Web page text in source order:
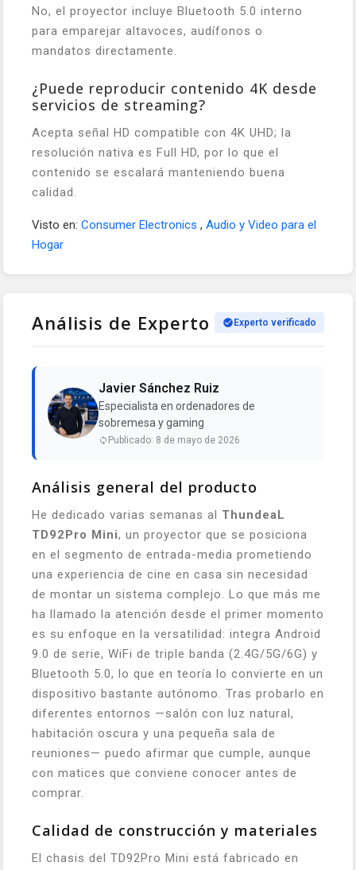
No, el proyector incluye Bluetooth 5.0 interno
para emparejar altavoces, audífonos o
mandatos directamente.
¿Puede reproducir contenido 4K desde
servicios de streaming?
Acepta señal HD compatible con 4K UHD; la
resolución nativa es Full HD, por lo que el
contenido se escalará manteniendo buena
calidad.
Visto en: Consumer Electronics , Audio y Video para el
Hogar
Análisis de Experto Experto verificado
Javier Sánchez Ruiz
Especialista en ordenadores de
sobremesa y gaming
Publicado: 8 de mayo de 2026
Análisis general del producto
He dedicado varias semanas al ThundeaL
TD92Pro Mini, un proyector que se posiciona
en el segmento de entrada-media prometiendo
una experiencia de cine en casa sin necesidad
de montar un sistema complejo. Lo que más me
ha llamado la atención desde el primer momento
es su enfoque en la versatilidad: integra Android
9.0 de serie, WiFi de triple banda (2.4G/5G/6G) y
Bluetooth 5.0, lo que en teoría lo convierte en un
dispositivo bastante autónomo. Tras probarlo en
diferentes entornos —salón con luz natural,
habitación oscura y una pequeña sala de
reuniones— puedo afirmar que cumple, aunque
con matices que conviene conocer antes de
comprar.
Calidad de construcción y materiales
El chasis del TD92Pro Mini está fabricado en